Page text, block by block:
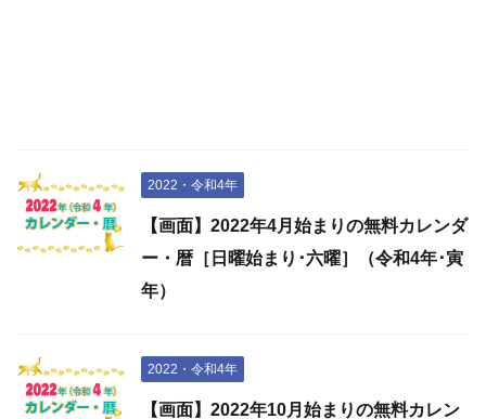
2022・令和4年
【画面】2022年4月始まりの無料カレンダ
ー・暦［日曜始まり･六曜］（令和4年･寅
年）
2022・令和4年
【画面】2022年10月始まりの無料カレン